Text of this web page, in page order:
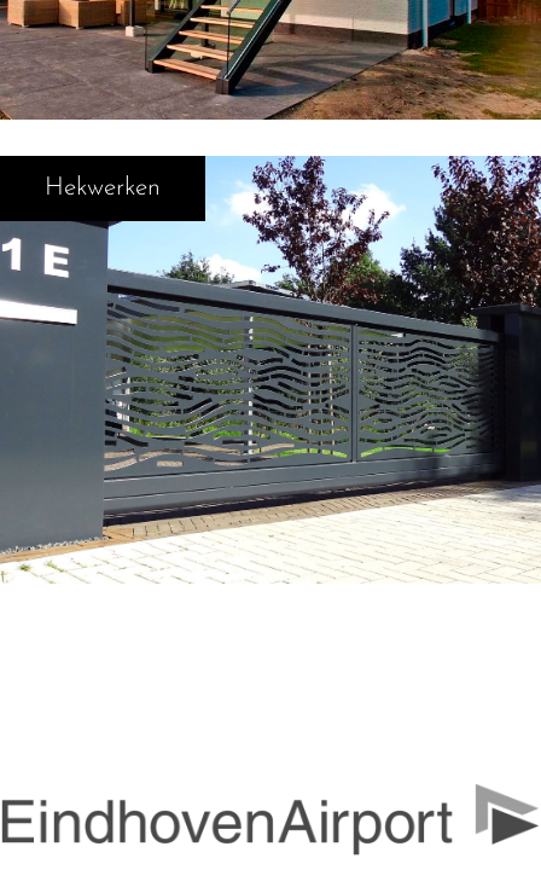
Hekwerken